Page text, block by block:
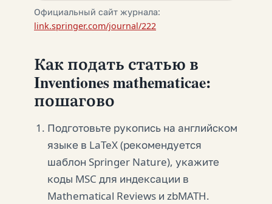
Официальный сайт журнала:
link.springer.com/journal/222
Как подать статью в
Inventiones mathematicae:
пошагово
Подготовьте рукопись на английском
языке в LaTeX (рекомендуется
шаблон Springer Nature), укажите
коды MSC для индексации в
Mathematical Reviews и zbMATH.